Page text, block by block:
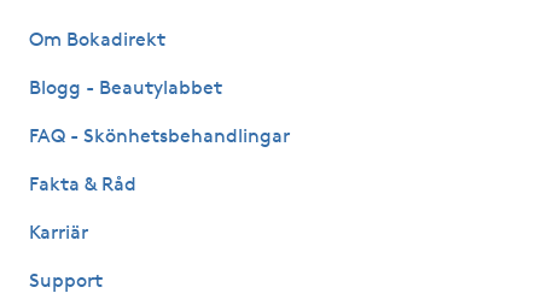
Hot yoga
Hudvård
Om Bokadirekt
Blogg - Beautylabbet
FAQ - Skönhetsbehandlingar
Fakta & Råd
Karriär
Support